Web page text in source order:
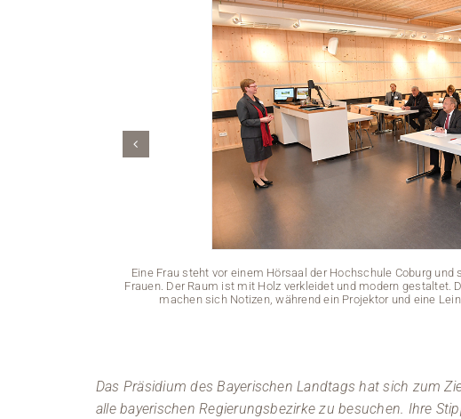
Eine Frau steht vor einem Hörsaal der Hochschule Coburg
Frauen. Der Raum ist mit Holz verkleidet und modern gestaltet.
machen sich Notizen, während ein Projektor und eine
Das Präsidium des Bayerischen Landtags hat sich zum
alle bayerischen Regierungsbezirke zu besuchen. Ihre